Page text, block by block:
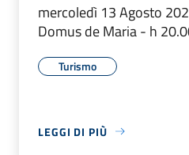
mercoledì 13 Agosto
Domus de Maria - h
Turismo
LEGGI DI PIÙ